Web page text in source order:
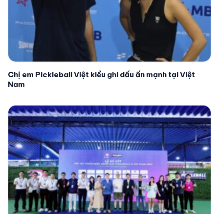
Chị em Pickleball Việt kiều ghi dấu ấn mạnh tại Việt
Nam